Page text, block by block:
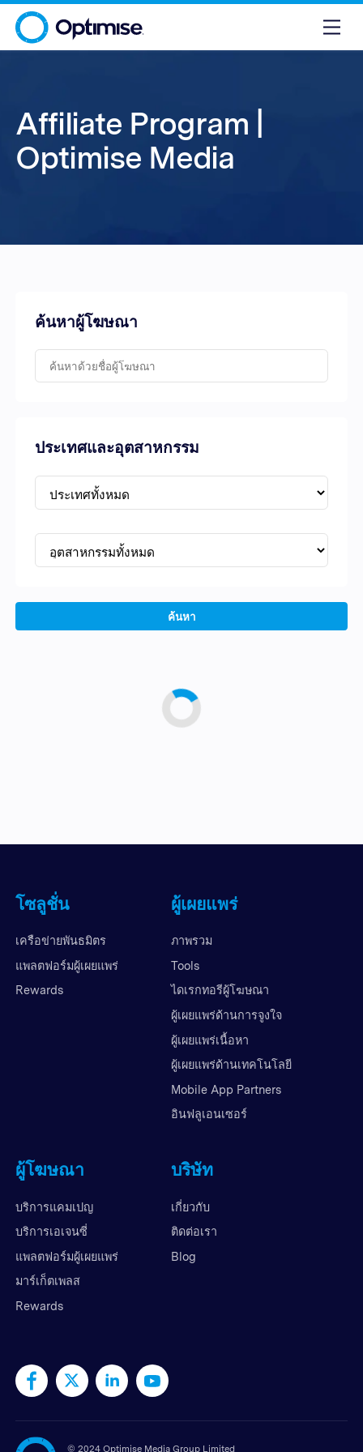
Affiliate Program |
Optimise Media
ค้นหาผู้โฆษณา
ประเทศและอุตสาหกรรม
ค้นหา
โซลูชั่น
เครือข่ายพันธมิตร
แพลตฟอร์มผู้เผยแพร่
Rewards
ผู้เผยแพร่
ภาพรวม
Tools
ไดเรกทอรีผู้โฆษณา
ผู้เผยแพร่ด้านการจูงใจ
ผู้เผยแพร่เนื้อหา
ผู้เผยแพร่ด้านเทคโนโลยี
Mobile App Partners
อินฟลูเอนเซอร์
ผู้โฆษณา
บริการแคมเปญ
บริการเอเจนซี่
แพลตฟอร์มผู้เผยแพร่
มาร์เก็ตเพลส
Rewards
บริษัท
เกี่ยวกับ
ติดต่อเรา
Blog
© 2024 Optimise Media Group Limited